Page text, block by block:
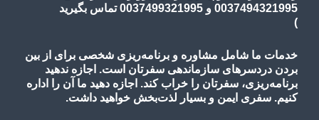
)
خدمات ما شامل مشاوره و برنامه‌ریزی شخصی برای از بین
بردن دردسرهای سازماندهی سفرتان است. اجازه ندهید
برنامه‌ریزی، سفرتان را خراب کند. اجازه دهید ما آن را اداره
کنیم. سفری ایمن و بسیار لذت‌بخش خواهید داشت.